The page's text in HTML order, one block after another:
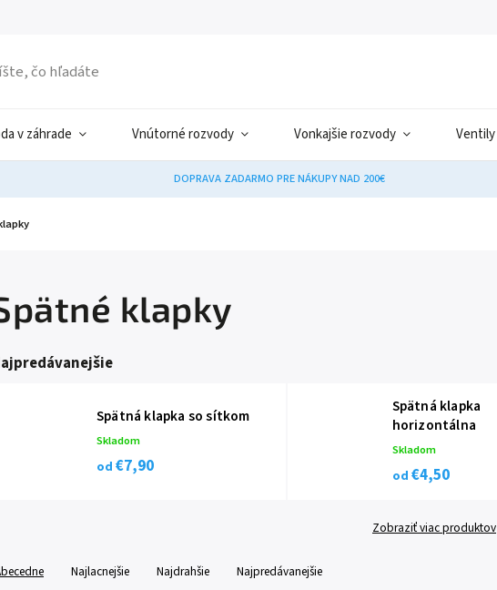
v záhrade Vnútorné rozvody Vonkajšie rozvody Ventily
DOPRAVA ZADARMO PRE NÁKUPY NAD 200€
klapky
Spätná klapka so sítkom
Skladom
od €7,90
Spätná klapka
horizontálna
Skladom
od €4,50
Zobraziť viac produktov
Najlacnejšie Najdrahšie Najpredávanejšie